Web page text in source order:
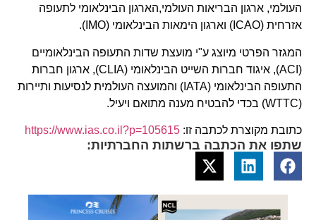
העולמי, ארגון הבריאות העולמי,הארגון הבינלאומי לתעופה
אזרחית (ICAO) וארגון הימאות הבינלאומי (IMO).
המגזר הפרטי מיוצג ע"י מועצת שדות התעופה הבינלאומיים
(ACI), איגוד חברות השייט הבינלאומי (CLIA), ארגון חברות
התעופה הבינלאומי (IATA) והמועצה העולמית לנסיעות ותיירות
כתובת מקוצרת לכתבה זו: https://www.ias.co.il?p=105615
שתפו את הכתבה ברשתות החברתיות: